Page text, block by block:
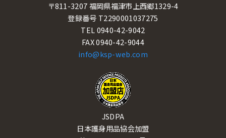
〒811-3207 福岡県福津市上西郷1329-4
登録番号 T2290001037275
TEL 0940-42-9042
FAX 0940-42-9044
info@ksp-web.com
JSDPA
日本護身用品協会加盟